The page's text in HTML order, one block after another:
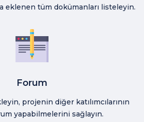
eklenen tüm dokümanları listeleyin.
Forum
projenin diğer katılımcılarının
yapabilmelerini sağlayın.